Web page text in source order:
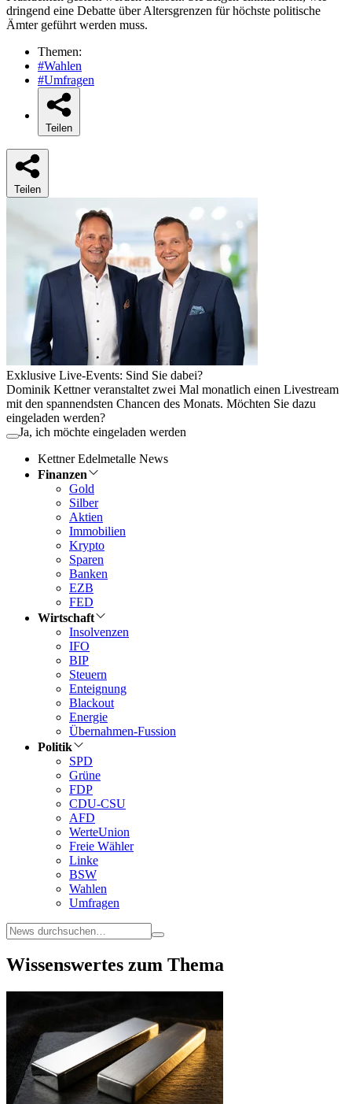
dringend eine Debatte über Altersgrenzen für höchste politische
Ämter geführt werden muss.
Themen:
#Wahlen
#Umfragen
Teilen
Teilen
Exklusive Live-Events: Sind Sie dabei?
Dominik Kettner veranstaltet zwei Mal monatlich einen Livestream
mit den spannendsten Chancen des Monats. Möchten Sie dazu
eingeladen werden?
Ja, ich möchte eingeladen werden
Kettner Edelmetalle News
Finanzen
Gold
Silber
Aktien
Immobilien
Krypto
Sparen
Banken
EZB
FED
Wirtschaft
Insolvenzen
IFO
BIP
Steuern
Enteignung
Blackout
Energie
Übernahmen-Fussion
Politik
SPD
Grüne
FDP
CDU-CSU
AFD
WerteUnion
Freie Wähler
Linke
BSW
Wahlen
Umfragen
Wissenswertes zum Thema